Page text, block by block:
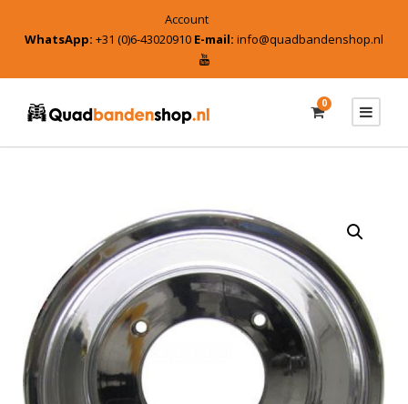
Account
WhatsApp: +31 (0)6-43020910 E-mail: info@quadbandenshop.nl
0